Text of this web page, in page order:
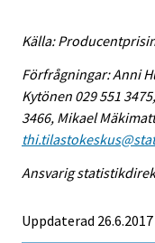
Källa:
Förfrågningar: Anni
Kytönen 029 551
3466, Mikael
Ansvarig
Uppdaterad 26.6.2017